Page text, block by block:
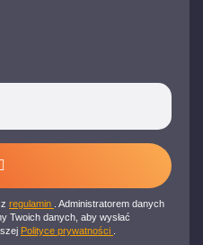
regulamin
. Administratorem danych
Twoich danych, aby wysłać
Polityce prywatności